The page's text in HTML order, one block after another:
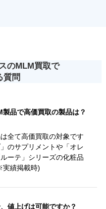
のMLM買取で
質問
品で高価買取の製品は？
全て高価買取の対象です
のサプリメントや「オレ
ーテ」シリーズの化粧品
績掲載時)
値上げは可能ですか？